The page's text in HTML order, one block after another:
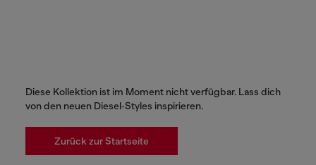
Diese Kollektion ist im Moment nicht verfügbar. Lass dich
von den neuen Diesel‑Styles inspirieren.
Zurück zur Startseite